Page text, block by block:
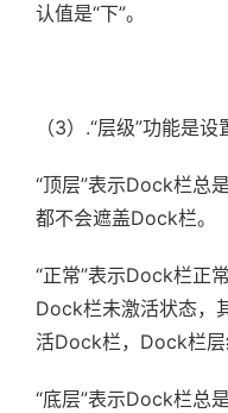
认值是“下”。
（3）.“层级”功能是设
“顶层”表示Dock栏总
都不会遮盖Dock栏。
“正常”表示Dock栏正
Dock栏未激活状态，
活Dock栏，Dock栏层
“底层”表示Dock栏总